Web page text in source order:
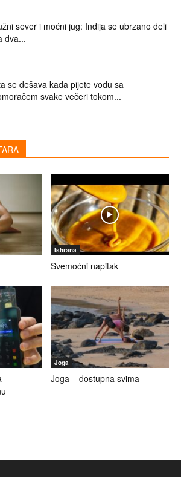
sever i moćni jug: Indija se ubrzano deli
dva...
se dešava kada pijete vodu sa
svake večeri tokom...
Ishrana
Svemoćni napitak
Joga
Joga – dostupna svima